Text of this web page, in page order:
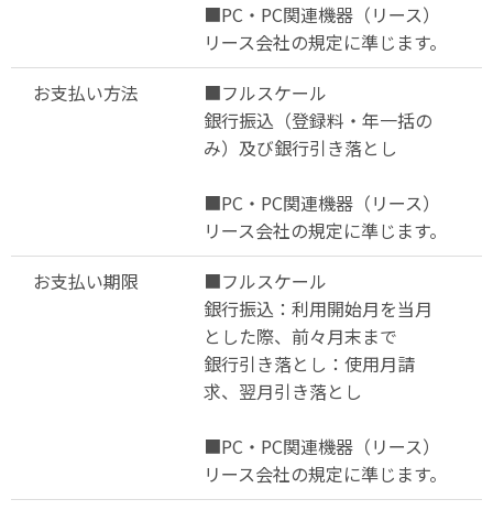
■PC・PC関連機器（リース）
リース会社の規定に準じます。
お支払い方法
■フルスケール
銀行振込（登録料・年一括の
み）及び銀行引き落とし
■PC・PC関連機器（リース）
リース会社の規定に準じます。
お支払い期限
■フルスケール
銀行振込：利用開始月を当月
とした際、前々月末まで
銀行引き落とし：使用月請
求、翌月引き落とし
■PC・PC関連機器（リース）
リース会社の規定に準じます。